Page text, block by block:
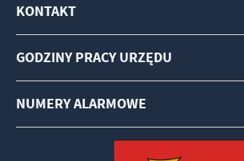
KONTAKT
GODZINY PRACY URZĘDU
NUMERY ALARMOWE